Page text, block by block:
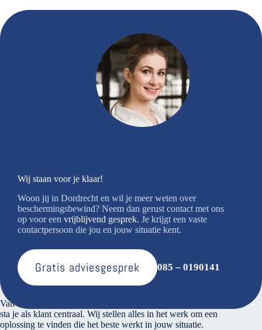
Wij staan voor je klaar!
Woon jij in Dordrecht en wil je meer weten over
beschermingsbewind? Neem dan gerust contact met ons
op voor een vrijblijvend gesprek. Je krijgt een vaste
contactpersoon die jou en jouw situatie kent.
Gratis adviesgesprek 085 – 0190141
Over ons
Van den Bosse voert verantwoord financieel beheer. Bij ons
sta je als klant centraal. Wij stellen alles in het werk om een
oplossing te vinden die het beste werkt in jouw situatie.